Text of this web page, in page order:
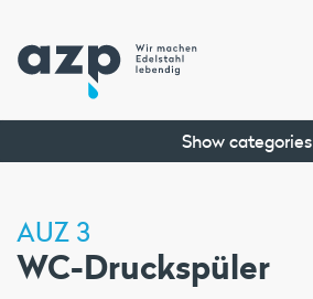
Show categories
AUZ 3
WC-Druckspüler